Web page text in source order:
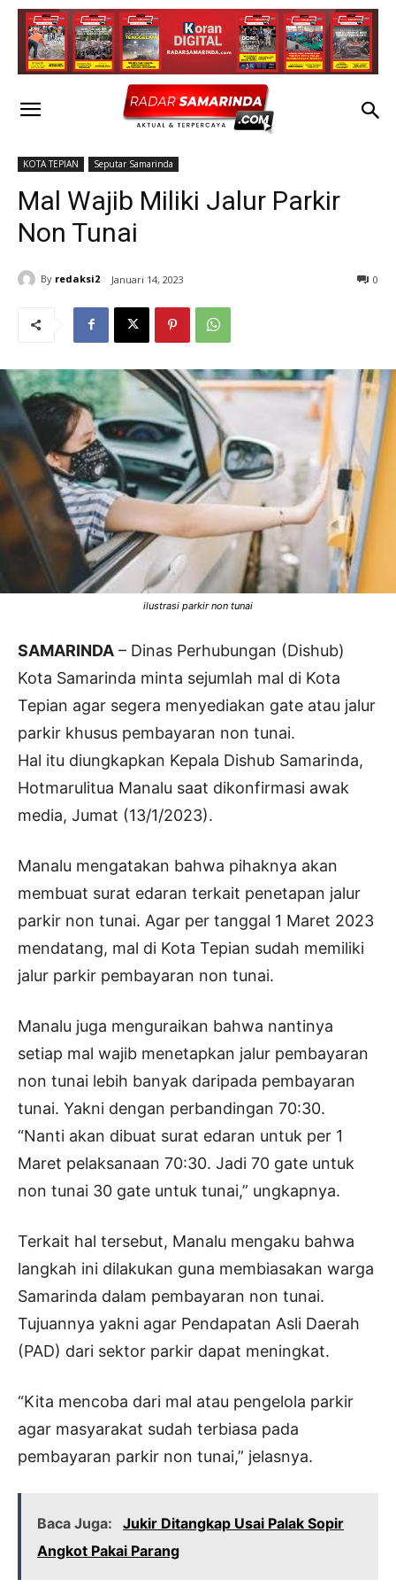
KOTA TEPIAN Seputar Samarinda
Mal Wajib Miliki Jalur Parkir
Non Tunai
By redaksi2 Januari 14, 2023 0
ilustrasi parkir non tunai
SAMARINDA – Dinas Perhubungan (Dishub)
Kota Samarinda minta sejumlah mal di Kota
Tepian agar segera menyediakan gate atau jalur
parkir khusus pembayaran non tunai.
Hal itu diungkapkan Kepala Dishub Samarinda,
Hotmarulitua Manalu saat dikonfirmasi awak
media, Jumat (13/1/2023).
Manalu mengatakan bahwa pihaknya akan
membuat surat edaran terkait penetapan jalur
parkir non tunai. Agar per tanggal 1 Maret 2023
mendatang, mal di Kota Tepian sudah memiliki
jalur parkir pembayaran non tunai.
Manalu juga menguraikan bahwa nantinya
setiap mal wajib menetapkan jalur pembayaran
non tunai lebih banyak daripada pembayaran
tunai. Yakni dengan perbandingan 70:30.
“Nanti akan dibuat surat edaran untuk per 1
Maret pelaksanaan 70:30. Jadi 70 gate untuk
non tunai 30 gate untuk tunai,” ungkapnya.
Terkait hal tersebut, Manalu mengaku bahwa
langkah ini dilakukan guna membiasakan warga
Samarinda dalam pembayaran non tunai.
Tujuannya yakni agar Pendapatan Asli Daerah
(PAD) dari sektor parkir dapat meningkat.
“Kita mencoba dari mal atau pengelola parkir
agar masyarakat sudah terbiasa pada
pembayaran parkir non tunai,” jelasnya.
Baca Juga:
Jukir Ditangkap Usai Palak Sopir
Angkot Pakai Parang